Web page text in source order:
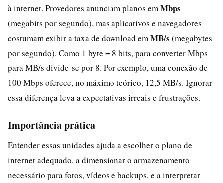
à internet. Provedores anunciam planos em Mbps
(megabits por segundo), mas aplicativos e navegadores
costumam exibir a taxa de download em MB/s (megabytes
por segundo). Como 1 byte = 8 bits, para converter Mbps
para MB/s divide-se por 8. Por exemplo, uma conexão de
100 Mbps oferece, no máximo teórico, 12,5 MB/s. Ignorar
essa diferença leva a expectativas irreais e frustrações.
Importância prática
Entender essas unidades ajuda a escolher o plano de
internet adequado, a dimensionar o armazenamento
necessário para fotos, vídeos e backups, e a interpretar